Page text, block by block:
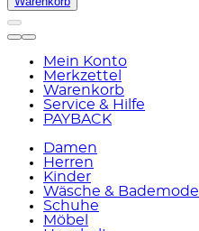
Mein Konto
Merkzettel
Warenkorb
Service & Hilfe
PAYBACK
Damen
Herren
Kinder
Wäsche & Bademode
Schuhe
Möbel